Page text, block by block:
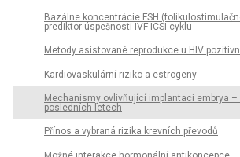
Bazálne koncentrácie FSH
prediktor úspešnosti IVF-ICSI cyklu
Metody asistované reprodukce u HIV
Kardiovaskulární riziko a estrogeny
Mechanismy ovlivňující implantaci embrya –
posledních letech
Přínos a vybraná rizika krevních převodů